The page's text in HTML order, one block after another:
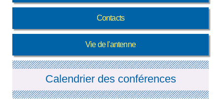
Contacts
Vie de l'antenne
Calendrier des conférences